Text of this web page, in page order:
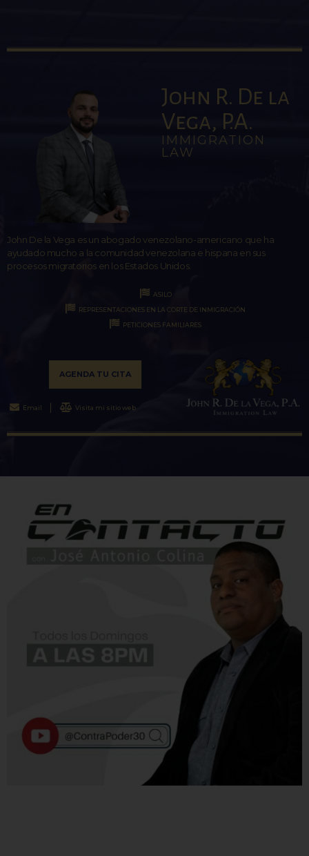
John R. De la
Vega, P.A.
IMMIGRATION
LAW
John De la Vega es un abogado venezolano-americano que ha
ayudado mucho a la comunidad venezolana e hispana en sus
procesos migratorios en los Estados Unidos.
ASILO
REPRESENTACIONES EN LA CORTE DE INMIGRACIÓN
PETICIONES FAMILIARES
AGENDA TU CITA
Email Visita mi sitio web